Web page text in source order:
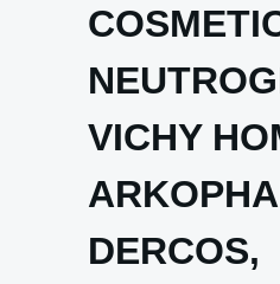
VICHY
DERCOS,